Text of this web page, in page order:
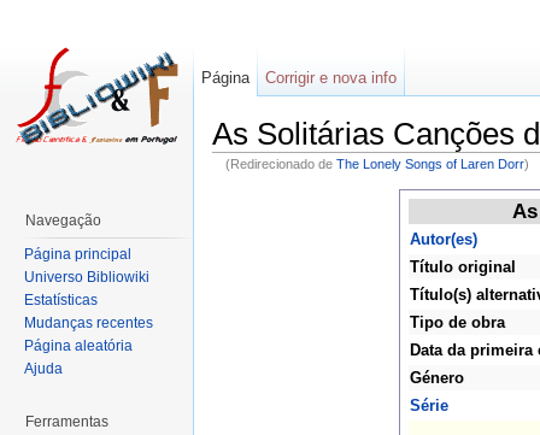
As Solitárias Canções
(Redirecionado de The Lonely Songs of Laren Dorr)
Autor(es)
Título original
Título(s)
Tipo de obra
Data da primeira
Género
Série
Página Corrigir e nova info
Navegação
Página principal
Universo Bibliowiki
Estatísticas
Mudanças recentes
Página aleatória
Ajuda
Ferramentas